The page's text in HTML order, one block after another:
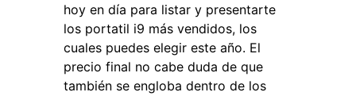
hoy en día para listar y presentarte
los portatil i9 más vendidos, los
cuales puedes elegir este año. El
precio final no cabe duda de que
también se engloba dentro de los